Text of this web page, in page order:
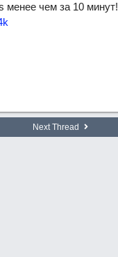
менее чем за 10 минут!
Next Thread